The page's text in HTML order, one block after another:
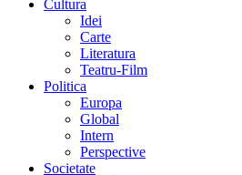
Cultura
Idei
Carte
Literatura
Teatru-Film
Politica
Europa
Global
Intern
Perspective
Societate